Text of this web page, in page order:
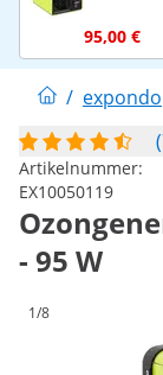
95,00 €
/ expondo
Artikelnummer:
EX10050119
- 95 W
1/8